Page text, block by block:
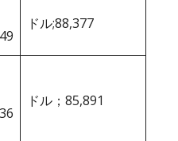
ドル;88,377
ドル；85,891